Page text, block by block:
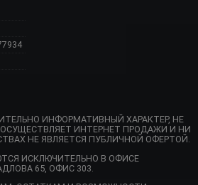
ИНФОРМАТИВНЫЙ ХАРАКТЕР, НЕ
ИНТЕРНЕТ ПРОДАЖИ И НИ
НЕ ЯВЛЯЕТСЯ ПУБЛИЧНОЙ ОФЕРТОЙ.
ИСКЛЮЧИТЕЛЬНО В ОФИСЕ
65, ОФИС 303.